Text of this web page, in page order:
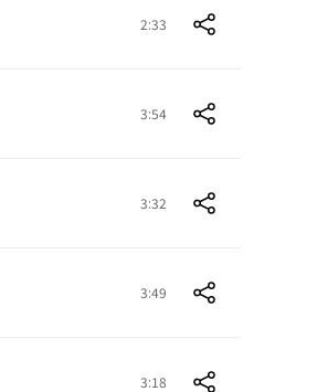
2:33
3:54
3:32
3:49
3:18